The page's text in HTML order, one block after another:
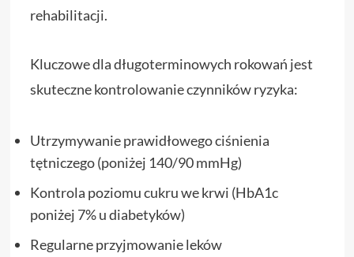
rehabilitacji.
Kluczowe dla długoterminowych rokowań jest
skuteczne kontrolowanie czynników ryzyka:
Utrzymywanie prawidłowego ciśnienia
tętniczego (poniżej 140/90 mmHg)
Kontrola poziomu cukru we krwi (HbA1c
poniżej 7% u diabetyków)
Regularne przyjmowanie leków